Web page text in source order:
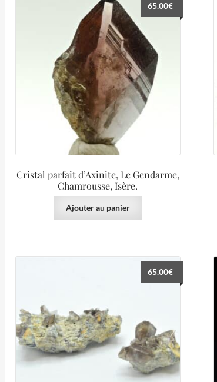
Cristal parfait d’Axinite, Le Gendarme,
Chamrousse, Isère.
65.00€
Ajouter au panier
65.00€